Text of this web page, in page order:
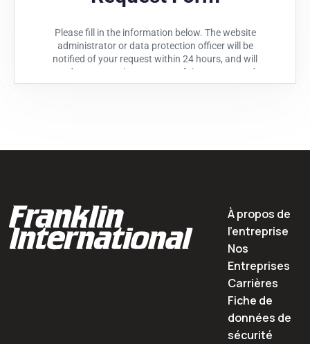
À propos de
l'entreprise
Nos
Entreprises
Carrières
Fiche de
données de
sécurité